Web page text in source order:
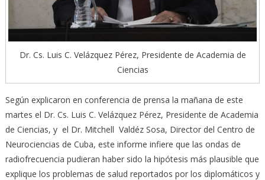
Dr. Cs. Luis C. Velázquez Pérez, Presidente de Academia de
Ciencias
Según explicaron en conferencia de prensa la mañana de este
martes el Dr. Cs. Luis C. Velázquez Pérez, Presidente de Academia
de Ciencias, y el Dr. Mitchell Valdéz Sosa, Director del Centro de
Neurociencias de Cuba, este informe infiere que las ondas de
radiofrecuencia pudieran haber sido la hipótesis más plausible que
explique los problemas de salud reportados por los diplomáticos y